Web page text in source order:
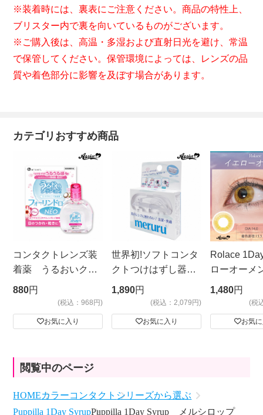
※装着時には、裏表にご注意ください。商品の特性上、
ブリスター内で裏を向いているものがございます。
※ご購入後は、高温・多湿および直射日光を避け、常温
で保管してください。保管環境によっては、レンズの品
質や着色部分に影響を及ぼす場合があります。
カテゴリおすすめ商品
コンタクトレンズ装
着薬 うるおいクッ
ション フォーリン
ドロップNEO
880円
(税込：968円)
お気に入り
世界初!ソフトコンタ
クトつけはずし器
具 meruru ケース
付き クリア
1,890円
(税込：2,079円)
お気に入り
Rolace
ローオーメ
1,480円
(税
お気
閲覧中のページ
HOMEカラーコンタクト シリーズから選ぶ
Puppilla 1Day SyrupPuppilla 1Day Syrup メルシロップ